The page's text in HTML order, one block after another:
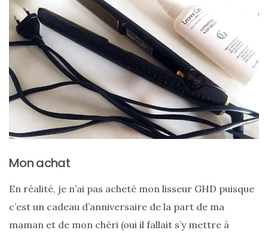
mon
avis
sur
le
shopper
marron
et
tendance
30/05/2026
Mon achat
En réalité, je n’ai pas acheté mon lisseur GHD puisque
c’est un cadeau d’anniversaire de la part de ma
maman et de mon chéri (oui il fallait s’y mettre à